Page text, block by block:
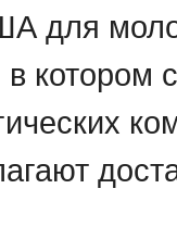
для
котором